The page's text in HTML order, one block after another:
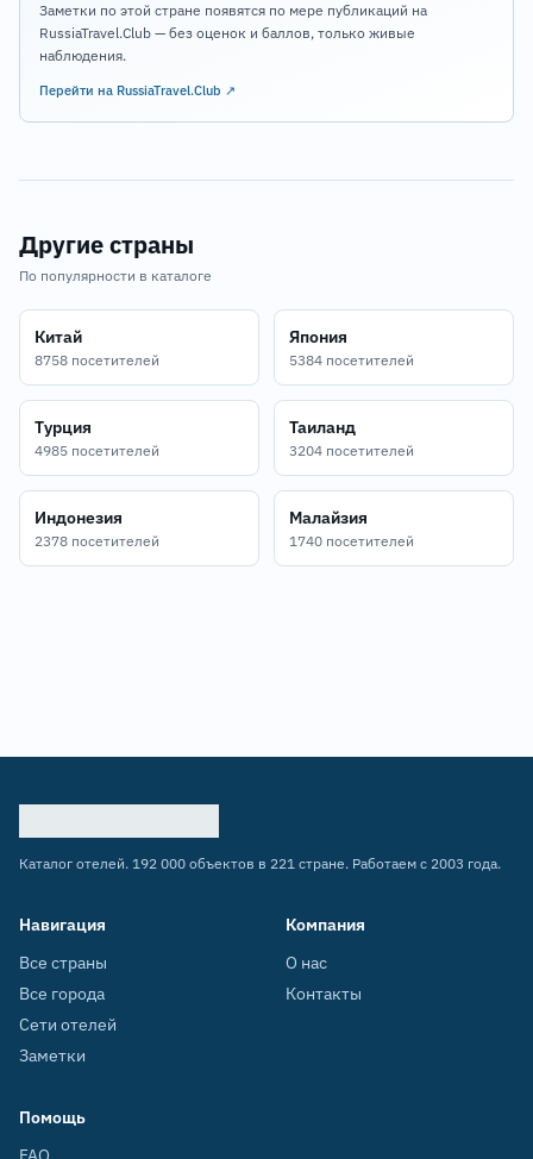
Заметки по этой стране появятся по мере публикаций на
RussiaTravel.Club — без оценок и баллов, только живые
наблюдения.
Перейти на RussiaTravel.Club ↗
Другие страны
По популярности в каталоге
Китай
8758 посетителей
Япония
5384 посетителей
Турция
4985 посетителей
Таиланд
3204 посетителей
Индонезия
2378 посетителей
Малайзия
1740 посетителей
Каталог отелей. 192 000 объектов в 221 стране. Работаем с 2003 года.
Навигация
Все страны
Все города
Сети отелей
Заметки
Компания
О нас
Контакты
Помощь